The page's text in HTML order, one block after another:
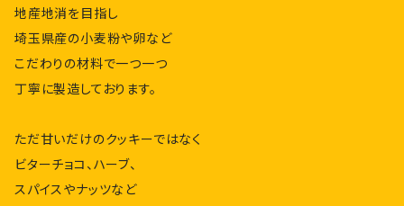
地産地消を目指し
埼玉県産の小麦粉や卵など
こだわりの材料で一つ一つ
丁寧に製造しております。
ただ甘いだけのクッキーではなく
ビターチョコ、ハーブ、
スパイスやナッツなど